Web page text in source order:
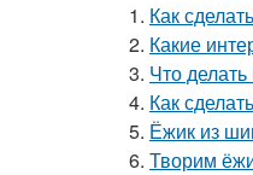
1. Как
2. Какие
3. Что
4. Как
5. Ёжик из
6. Творим